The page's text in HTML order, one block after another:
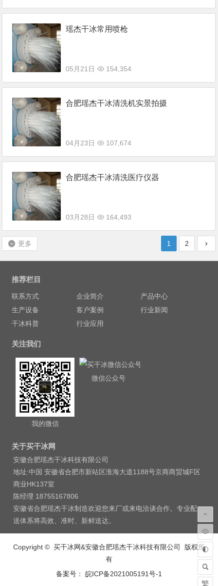
瑶杰干冰常用喷枪
05月21日 154,354
合肥瑶杰干冰清洗机实景拍摄
04月23日 107,674
合肥瑶杰干冰清洗医疗仪器
03月28日 164,493
更多 1 2
推荐栏目
联系方式 企业简介
产品中心
生产设备
客户案例
行业新闻
干冰科普
行业应用
关注我们
我的微信
微信公众号
关于买干冰网
安徽合肥瑶杰干冰科技有限公司
地址:中国 安徽省合肥市新站区淮海大道1188号京商商贸城F区
商业HK137室
陈经理 18755167806
安徽省合肥瑶杰干冰制造欢迎您来厂或来电洽谈合作。专业配
送体系将高效、准时、新鲜送达。
Copyright © 买干冰网&安徽合肥瑶杰干冰科技有限公司 版权所
有
备案号： 皖ICP备2021005191号-1
繁